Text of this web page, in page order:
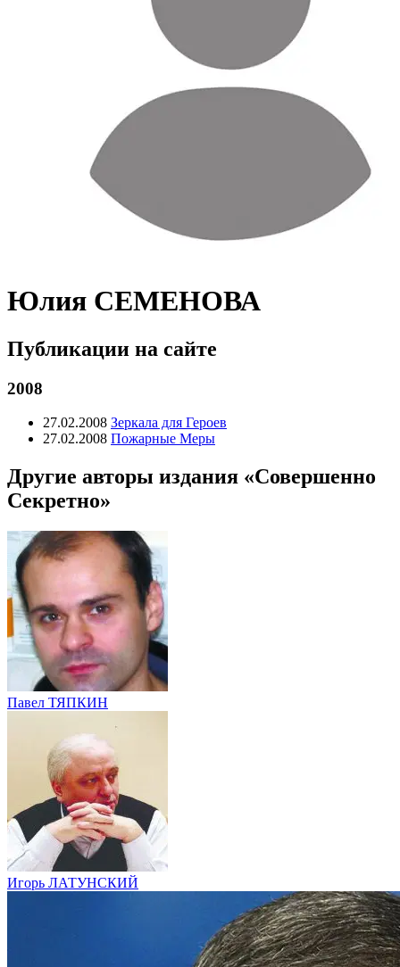
Юлия СЕМЕНОВА
Публикации на сайте
2008
27.02.2008 Зеркала для Героев
27.02.2008 Пожарные Меры
Другие авторы издания «Совершенно
Секретно»
Павел ТЯПКИН
Игорь ЛАТУНСКИЙ